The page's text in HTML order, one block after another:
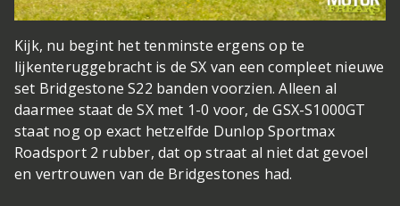
Kijk, nu begint het tenminste ergens op te
lijkenteruggebracht is de SX van een compleet nieuwe
set Bridgestone S22 banden voorzien. Alleen al
daarmee staat de SX met 1-0 voor, de GSX-S1000GT
staat nog op exact hetzelfde Dunlop Sportmax
Roadsport 2 rubber, dat op straat al niet dat gevoel
en vertrouwen van de Bridgestones had.